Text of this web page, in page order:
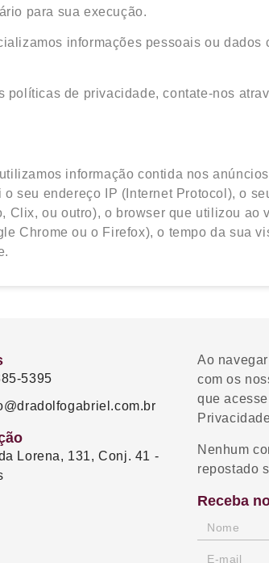
para sua execução.
informações pessoais ou dados
políticas de privacidade, contate-nos
informação contida nos
seu endereço IP (Internet Protocol), o
Clix, ou outro), o browser que utilizou ao
Chrome ou o Firefox), o tempo da sua
5395
Lorena, 131, Conj. 41 -
Ao
com os
que
Nenhum
repostado
Receba